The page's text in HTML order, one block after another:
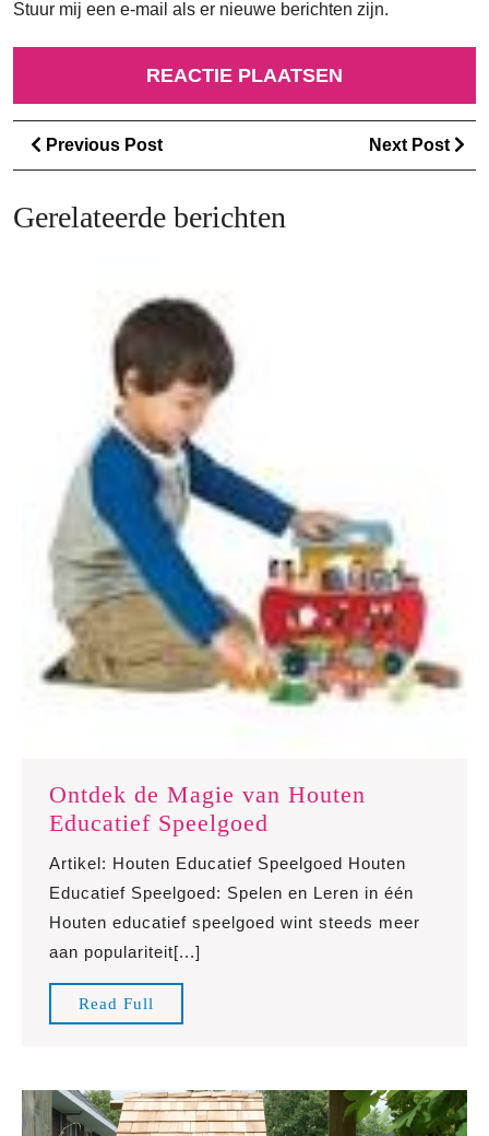
Stuur mij een e-mail als er nieuwe berichten zijn.
Berichtnavigatie
Previous PostPrevious
Post
Next Post
Gerelateerde berichten
Ontdek de Magie van Houten
Educatief Speelgoed
Magie
van
Houten
Artikel: Houten Educatief Speelgoed Houten
Educatief Speelgoed: Spelen en Leren in één
Houten educatief speelgoed wint steeds meer
aan populariteit[...]
Read Full
Full